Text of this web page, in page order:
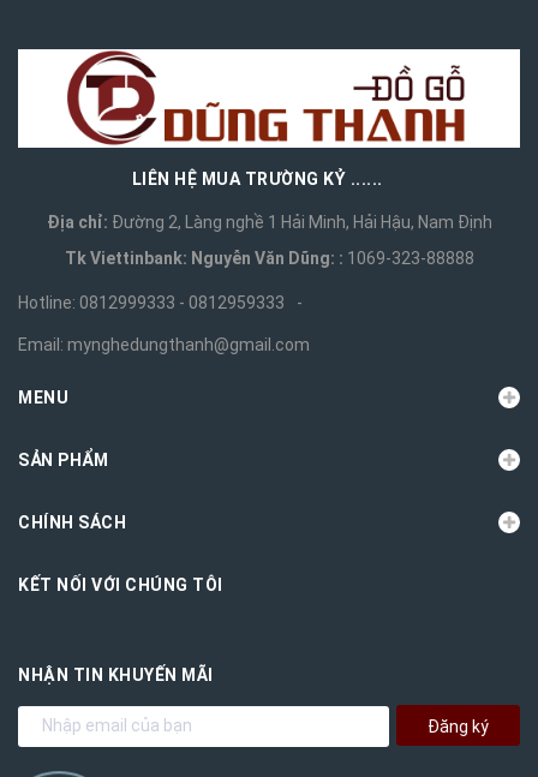
LIÊN HỆ MUA TRƯỜNG KỶ ......
Địa chỉ: Đường 2, Làng nghề 1 Hải Minh, Hải Hậu, Nam Định
Tk Viettinbank: Nguyễn Văn Dũng: : 1069-323-88888
Hotline: 0812999333 - 0812959333 -
Email: mynghedungthanh@gmail.com
MENU
SẢN PHẨM
CHÍNH SÁCH
KẾT NỐI VỚI CHÚNG TÔI
NHẬN TIN KHUYẾN MÃI
Đăng ký